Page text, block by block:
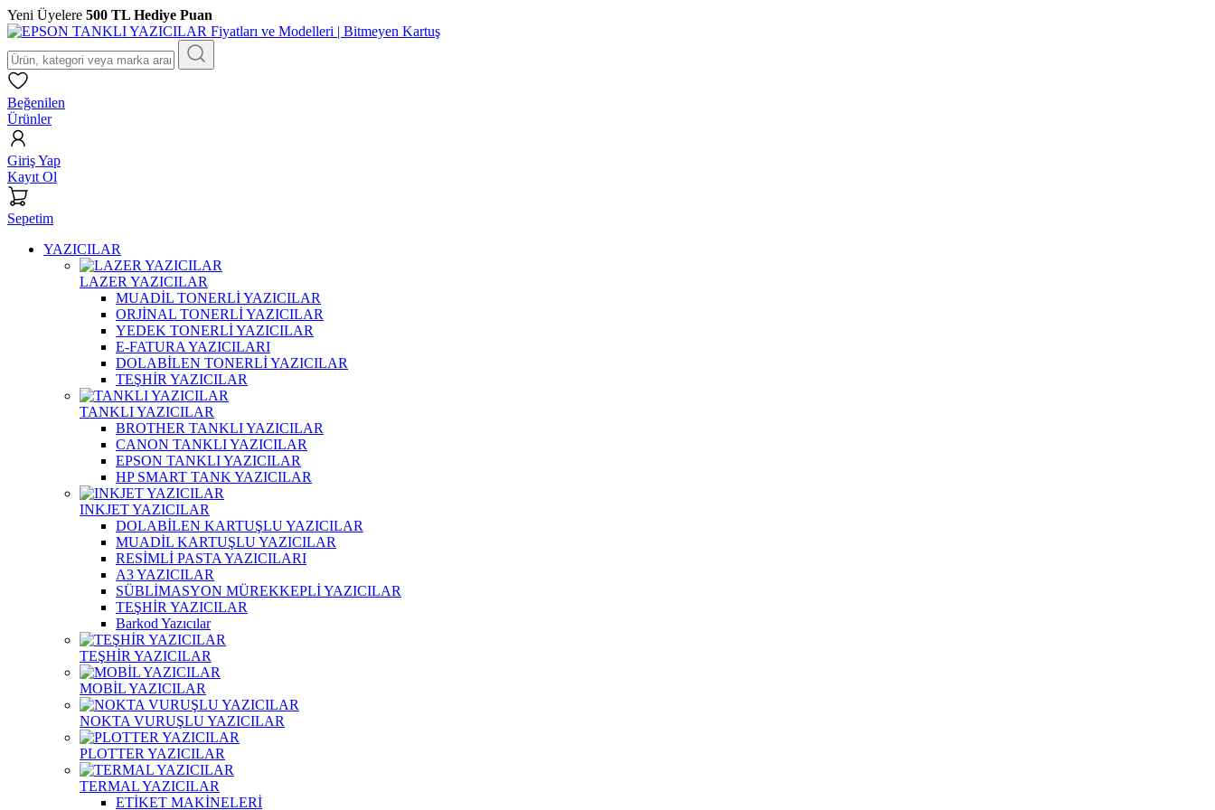
Yeni Üyelere 500 TL Hediye Puan
Beğenilen
Ürünler
Giriş Yap
Kayıt Ol
Sepetim
YAZICILAR
LAZER YAZICILAR
MUADİL TONERLİ YAZICILAR
ORJİNAL TONERLİ YAZICILAR
YEDEK TONERLİ YAZICILAR
E-FATURA YAZICILARI
DOLABİLEN TONERLİ YAZICILAR
TEŞHİR YAZICILAR
TANKLI YAZICILAR
BROTHER TANKLI YAZICILAR
CANON TANKLI YAZICILAR
EPSON TANKLI YAZICILAR
HP SMART TANK YAZICILAR
INKJET YAZICILAR
DOLABİLEN KARTUŞLU YAZICILAR
MUADİL KARTUŞLU YAZICILAR
RESİMLİ PASTA YAZICILARI
A3 YAZICILAR
SÜBLİMASYON MÜREKKEPLİ YAZICILAR
TEŞHİR YAZICILAR
Barkod Yazıcılar
TEŞHİR YAZICILAR
MOBİL YAZICILAR
NOKTA VURUŞLU YAZICILAR
PLOTTER YAZICILAR
TERMAL YAZICILAR
ETİKET MAKİNELERİ